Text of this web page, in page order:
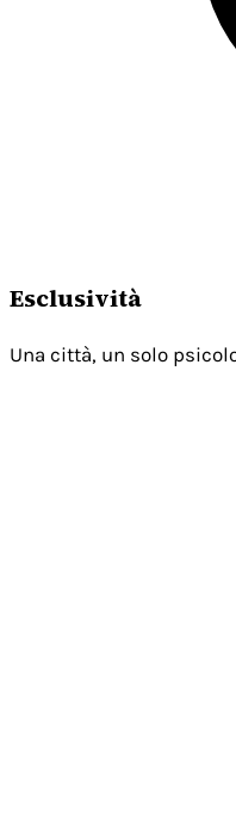
Esclusività
Una città, un solo